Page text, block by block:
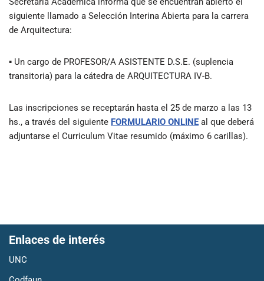
siguiente llamado a Selección Interina Abierta para la carrera
de Arquitectura:
▪ Un cargo de PROFESOR/A ASISTENTE D.S.E. (suplencia
transitoria) para la cátedra de ARQUITECTURA IV-B.
Las inscripciones se receptarán hasta el 25 de marzo a las 13
hs., a través del siguiente FORMULARIO ONLINE al que deberá
adjuntarse el Curriculum Vitae resumido (máximo 6 carillas).
Enlaces de interés
UNC